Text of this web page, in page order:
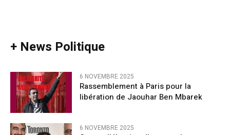
+ News Politique
6 NOVEMBRE 2025
Rassemblement à Paris pour la
libération de Jaouhar Ben Mbarek
6 NOVEMBRE 2025